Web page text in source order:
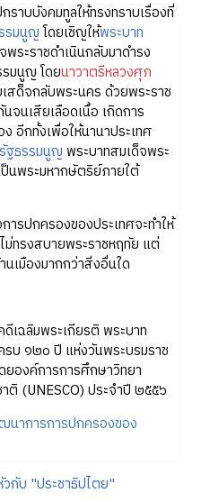
าบบังคมทูลให้ทรงทราบเรื่องที่
รมนูญโดยเชิญให้พระบาท
พระราชดำเนินกลับมาดำรง
มนูญ โดยนาวาตรีหลวงศุภ
สด็จกลับพระนคร ด้วยพระราช
จนเสียเลือดเนื้อ เกิดการ
อีกทั้งเพื่อให้นานาประเทศ
รัฐธรรมนูญ พระบาทสมเด็จพระ
ป็นพระมหากษัตริย์ภายใต้
ารปกครองของประเทศจะทำให้
ม่ทรงสบายพระราชหฤทัย แต่
เมืองมากกว่าสิ่งอื่นใด
เฉลิมพระเกียรติ พระบาท
รบ ๑๒๐ ปี แห่งวันพระบรมราช
องค์การการศึกษาวิทยา
(UNESCO) ประจำปี ๒๕๕๖
นาการการปกครองของ
กับ "ประชาธิปไตย"